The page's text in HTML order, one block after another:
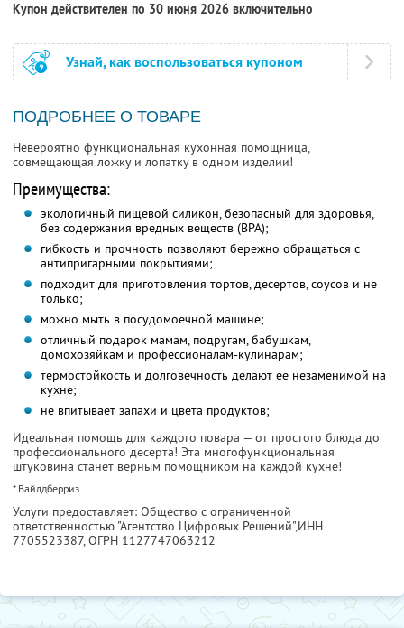
Купон действителен по 30 июня 2026 включительно
Узнай, как воспользоваться купоном
ПОДРОБНЕЕ О ТОВАРЕ
Невероятно функциональная кухонная помощница,
совмещающая ложку и лопатку в одном изделии!
Преимущества:
экологичный пищевой силикон, безопасный для здоровья,
без содержания вредных веществ (BPA);
гибкость и прочность позволяют бережно обращаться с
антипригарными покрытиями;
подходит для приготовления тортов, десертов, соусов и не
только;
можно мыть в посудомоечной машине;
отличный подарок мамам, подругам, бабушкам,
домохозяйкам и профессионалам-кулинарам;
термостойкость и долговечность делают ее незаменимой на
кухне;
не впитывает запахи и цвета продуктов;
Идеальная помощь для каждого повара — от простого блюда до
профессионального десерта! Эта многофункциональная
штуковина станет верным помощником на каждой кухне!
* Вайлдберриз
Услуги предоставляет: Общество с ограниченной
ответственностью "Агентство Цифровых Решений",ИНН
7705523387, ОГРН 1127747063212